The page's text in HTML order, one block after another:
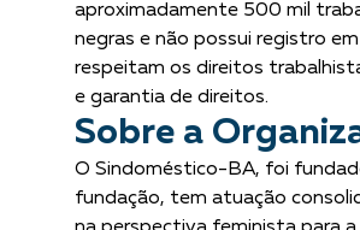
aproximadamente 500 mil
negras e não possui registro
respeitam os direitos
e garantia de direitos.
Sobre a
O Sindoméstico-BA, foi
fundação, tem atuação